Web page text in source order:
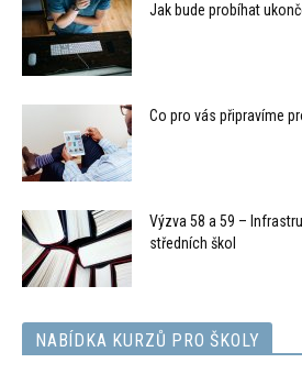
Jak bude probíhat
Co pro vás připravíme
Výzva 58 a 59 –
středních škol
NABÍDKA KURZŮ PRO ŠKOLY